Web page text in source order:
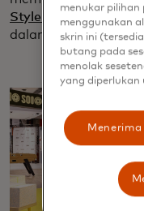
Style of Our Own
dalam ruangan
menukar pilihan
menggunakan
skrin ini
butang pada
menolak
yang diperlukan
Menerima